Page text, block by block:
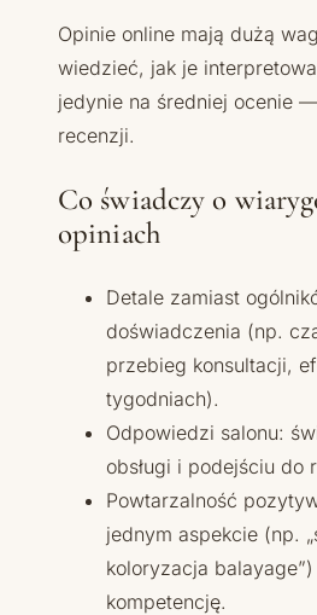
Opinie online mają dużą
wiedzieć, jak je
jedynie na średniej ocenie
recenzji.
Co świadczy o
opiniach
Detale zamiast
doświadczenia (np.
przebieg konsultacji,
tygodniach).
Odpowiedzi salonu:
obsługi i podejściu do
Powtarzalność
jednym aspekcie (np.
koloryzacja
kompetencję.